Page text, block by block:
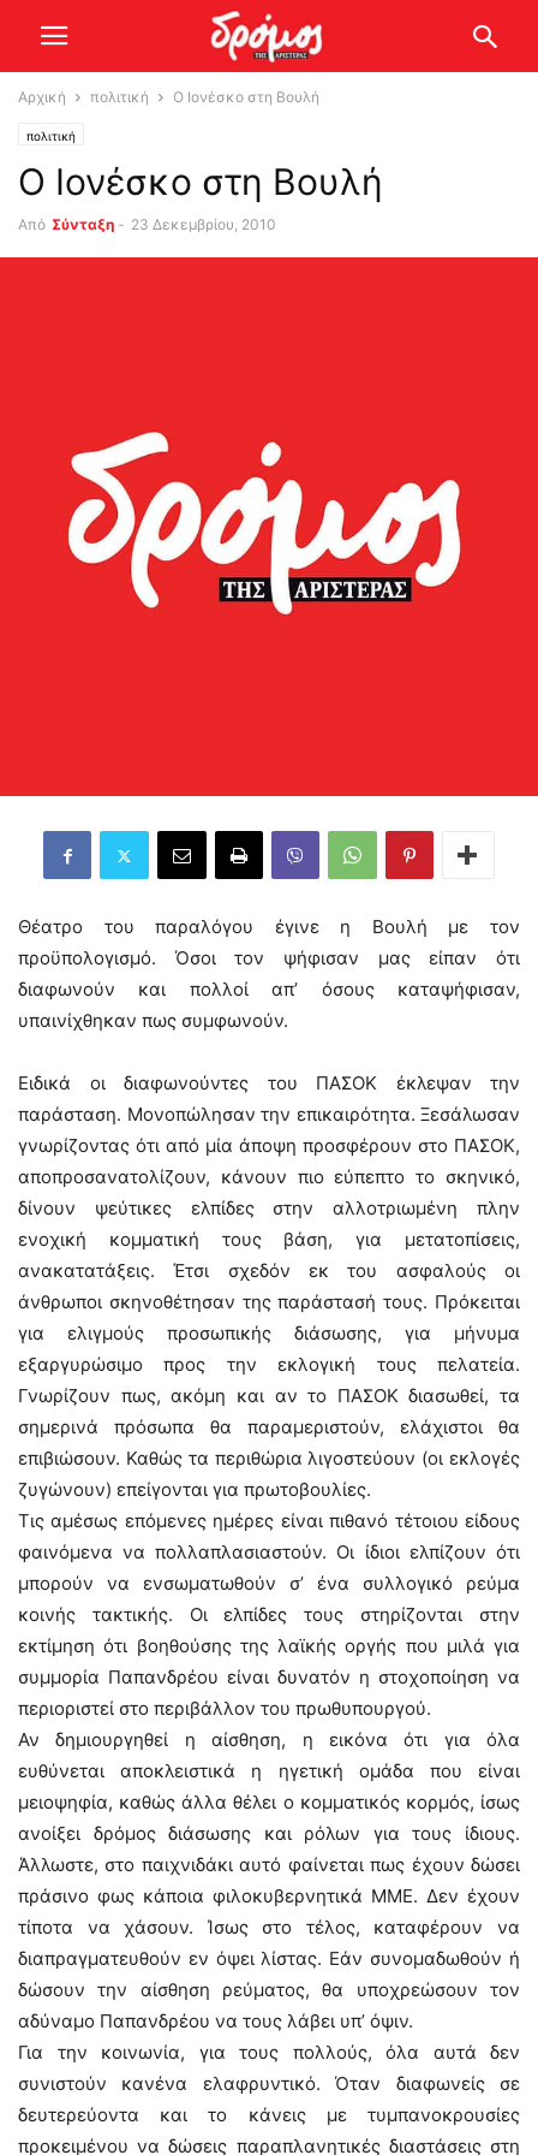
Αρχική πολιτική Ο Ιονέσκο στη Βουλή
πολιτική
Ο Ιονέσκο στη Βουλή
Από Σύνταξη - 23 Δεκεμβρίου, 2010
Θέατρο του παραλόγου έγινε η Βουλή με τον
προϋπολογισμό. Όσοι τον ψήφισαν μας είπαν ότι
διαφωνούν και πολλοί απ’ όσους καταψήφισαν,
υπαινίχθηκαν πως συμφωνούν.
Ειδικά οι διαφωνούντες του ΠΑΣΟΚ έκλεψαν την
παράσταση. Μονοπώλησαν την επικαιρότητα. Ξεσάλωσαν
γνωρίζοντας ότι από μία άποψη προσφέρουν στο ΠΑΣΟΚ,
αποπροσανατολίζουν, κάνουν πιο εύπεπτο το σκηνικό,
δίνουν ψεύτικες ελπίδες στην αλλοτριωμένη πλην
ενοχική κομματική τους βάση, για μετατοπίσεις,
ανακατατάξεις. Έτσι σχεδόν εκ του ασφαλούς οι
άνθρωποι σκηνοθέτησαν της παράστασή τους. Πρόκειται
για ελιγμούς προσωπικής διάσωσης, για μήνυμα
εξαργυρώσιμο προς την εκλογική τους πελατεία.
Γνωρίζουν πως, ακόμη και αν το ΠΑΣΟΚ διασωθεί, τα
σημερινά πρόσωπα θα παραμεριστούν, ελάχιστοι θα
επιβιώσουν. Καθώς τα περιθώρια λιγοστεύουν (οι εκλογές
ζυγώνουν) επείγονται για πρωτοβουλίες.
Τις αμέσως επόμενες ημέρες είναι πιθανό τέτοιου είδους
φαινόμενα να πολλαπλασιαστούν. Οι ίδιοι ελπίζουν ότι
μπορούν να ενσωματωθούν σ’ ένα συλλογικό ρεύμα
κοινής τακτικής. Οι ελπίδες τους στηρίζονται στην
εκτίμηση ότι βοηθούσης της λαϊκής οργής που μιλά για
συμμορία Παπανδρέου είναι δυνατόν η στοχοποίηση να
περιοριστεί στο περιβάλλον του πρωθυπουργού.
Αν δημιουργηθεί η αίσθηση, η εικόνα ότι για όλα
ευθύνεται αποκλειστικά η ηγετική ομάδα που είναι
μειοψηφία, καθώς άλλα θέλει ο κομματικός κορμός, ίσως
ανοίξει δρόμος διάσωσης και ρόλων για τους ίδιους.
Άλλωστε, στο παιχνιδάκι αυτό φαίνεται πως έχουν δώσει
πράσινο φως κάποια φιλοκυβερνητικά ΜΜΕ. Δεν έχουν
τίποτα να χάσουν. Ίσως στο τέλος, καταφέρουν να
διαπραγματευθούν εν όψει λίστας. Εάν συνομαδωθούν ή
δώσουν την αίσθηση ρεύματος, θα υποχρεώσουν τον
αδύναμο Παπανδρέου να τους λάβει υπ’ όψιν.
Για την κοινωνία, για τους πολλούς, όλα αυτά δεν
συνιστούν κανένα ελαφρυντικό. Όταν διαφωνείς σε
δευτερεύοντα και το κάνεις με τυμπανοκρουσίες
προκειμένου να δώσεις παραπλανητικές διαστάσεις στη